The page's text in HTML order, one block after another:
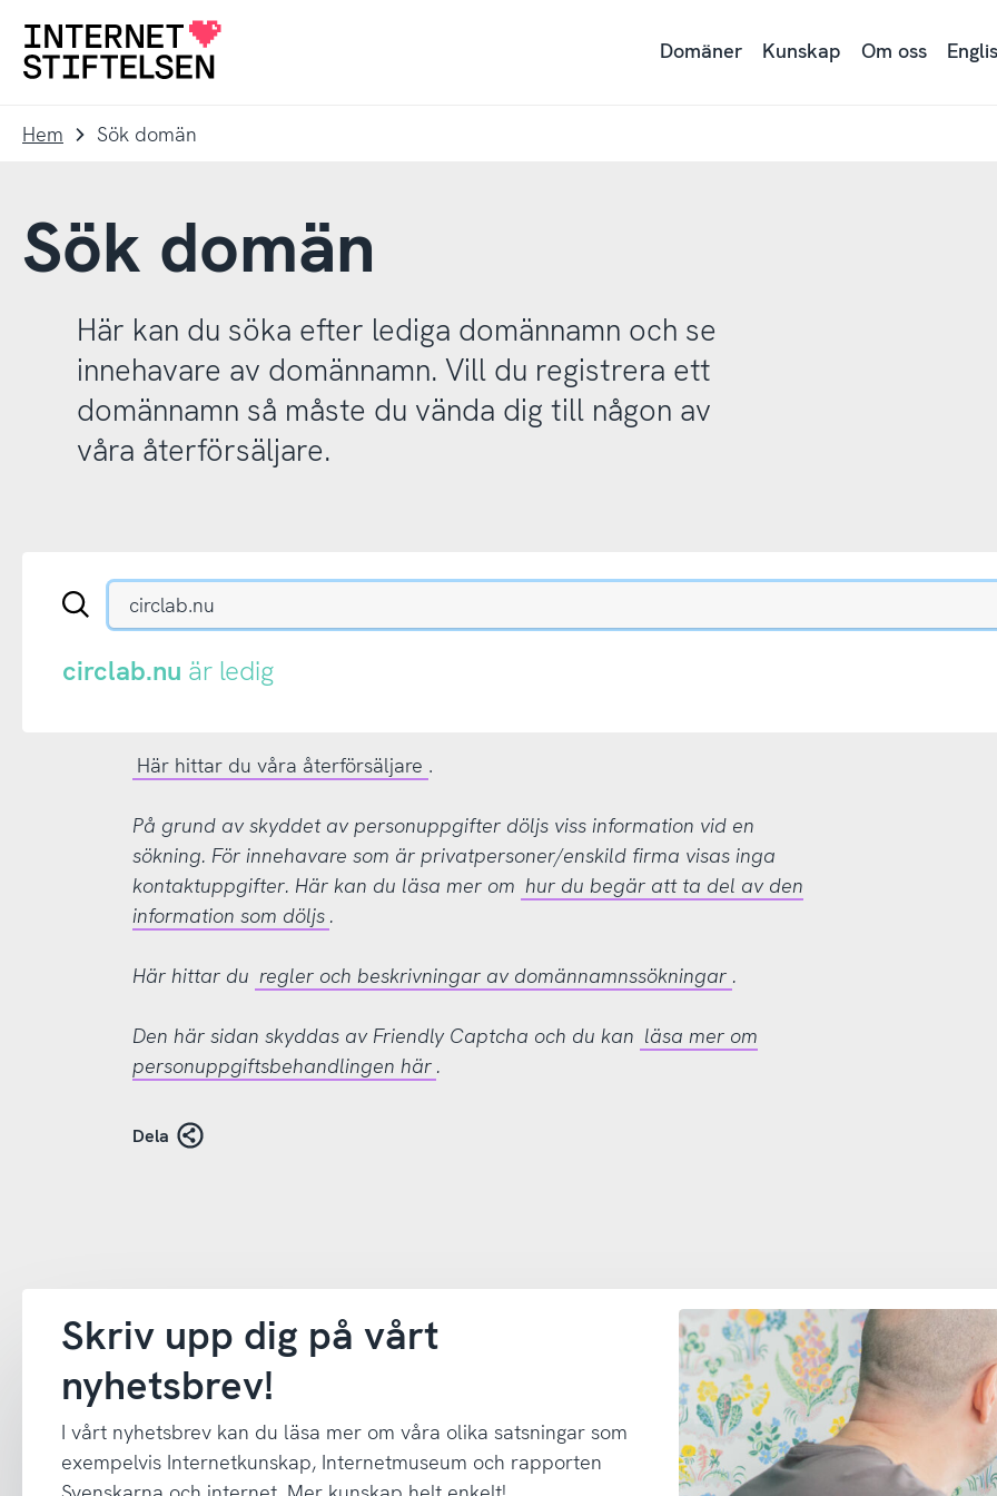
navigering
innehåll
Till
Domäner Kunskap Om oss
Hem Sök domän
Sök domän
Här kan du söka efter lediga domännamn och se
innehavare av domännamn. Vill du registrera ett
domännamn så måste du vända dig till någon av
våra återförsäljare.
Sök
.se-
eller
.nu-
circlab.nu är ledig
Här hittar du våra återförsäljare .
På grund av skyddet av personuppgifter döljs viss information vid en
sökning. För innehavare som är privatpersoner/enskild firma visas inga
kontaktuppgifter. Här kan du läsa mer om hur du begär att ta del av den
information som döljs .
Här hittar du regler och beskrivningar av domännamnssökningar .
Den här sidan skyddas av Friendly Captcha och du kan läsa mer om
personuppgiftsbehandlingen här .
Dela
Skriv upp dig på vårt
nyhetsbrev!
I vårt nyhetsbrev kan du läsa mer om våra olika satsningar som
exempelvis Internetkunskap, Internetmuseum och rapporten